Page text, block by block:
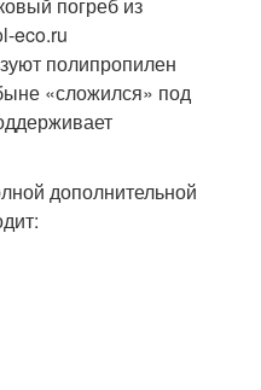
eco.ru
полипропилен
«сложился» под
дополнительной